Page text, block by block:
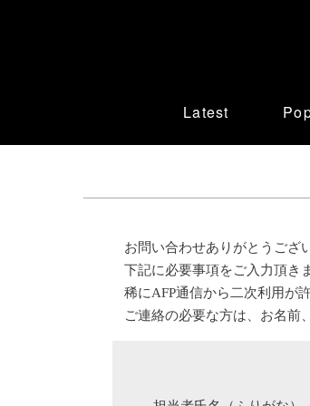
Latest
お問い合わせありがとうござ
下記に必要事項をご入力頂き
稀にAFP通信から二次利用が
ご連絡の必要な方は、お名前